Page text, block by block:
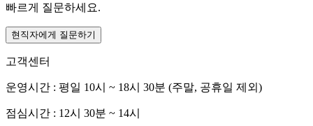
빠르게 질문하세요.
현직자에게 질문하기
고객센터
운영시간 : 평일 10시 ~ 18시 30분 (주말, 공휴일 제외)
점심시간 : 12시 30분 ~ 14시